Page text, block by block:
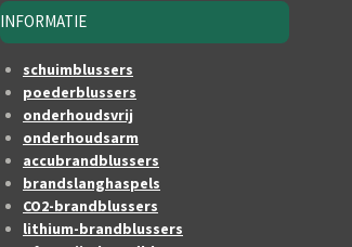
INFORMATIE
schuimblussers
poederblussers
onderhoudsvrij
onderhoudsarm
accubrandblussers
brandslanghaspels
CO2-brandblussers
lithium-brandblussers